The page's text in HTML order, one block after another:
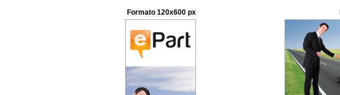
Formato 120x600 px